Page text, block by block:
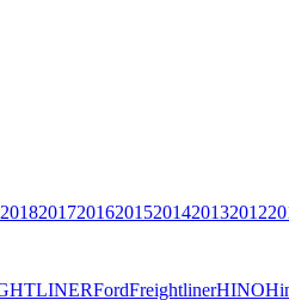
2018201720162015201420132012
FordFreightlinerHINO